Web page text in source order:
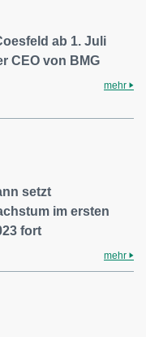
ab 1. Juli
CEO von BMG
mehr
setzt
im ersten
fort
mehr